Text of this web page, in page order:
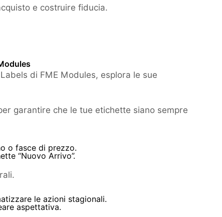
e costruire fiducia.
di FME Modules, esplora le sue
garantire che le tue etichette siano sempre
o fasce di prezzo.
“Nuovo Arrivo”.
le azioni stagionali.
aspettativa.